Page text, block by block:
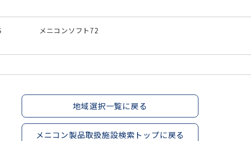
メニコンソフト72
地域選択一覧に戻る
メニコン製品取扱施設検索トップに戻る